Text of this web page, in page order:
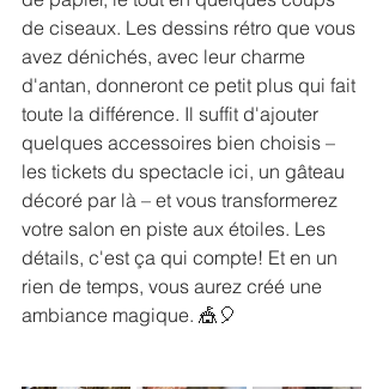
de ciseaux. Les dessins rétro que vous
avez dénichés, avec leur charme
d'antan, donneront ce petit plus qui fait
toute la différence. Il suffit d'ajouter
quelques accessoires bien choisis –
les tickets du spectacle ici, un gâteau
décoré par là – et vous transformerez
votre salon en piste aux étoiles. Les
détails, c'est ça qui compte! Et en un
rien de temps, vous aurez créé une
ambiance magique. 🎪🎈